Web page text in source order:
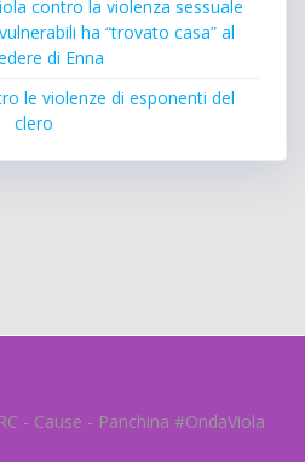
contro la violenza sessuale
ha “trovato casa” al
di Enna
le violenze di esponenti del
clero
- Cause - Panchina #OndaViola